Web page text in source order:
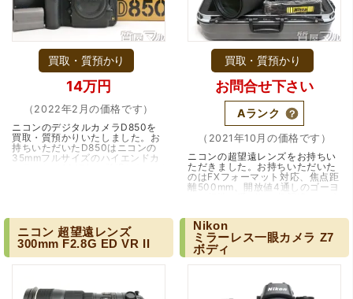
に査定をして頂き思いもよらない価格をいただきました。
正直他店の倍以上で驚きました。また機会があれば利用し
感じて飛び込みで訪問。飛びこみにも関わらず、とても親
切、丁ねいな対応をして頂き、思っていた以上の信用でき
るお店でした。満足いく金額で買い取って頂きました。あ
りがとうございます。
買取・質預かり
14万円
（2022年2月の価格です）
ニコンのデジタルカメラD850を
買取・質預かりいたしました。お
持ちいただいたD850はニコンの
35mmフルサイズのハイエンドカ
買取・質預かり
お問合せ下さい
Aランク
（2021年10月の価格です）
ニコンの超望遠レンズをお持ちい
ただきました。お持ちいただいた
のはFXフォーマット対応、焦点距
離500mm、開放値4通しのゴーヨ
時点で同等の…（兵庫・宝塚・逆
瀬川）
ニコン 超望遠レンズ
300mm F2.8G ED VR II
Nikon
ミラーレス一眼カメラ Z7
ボディ